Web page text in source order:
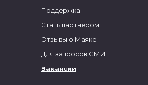
Поддержка
Стать партнером
Отзывы о Маяке
Для запросов СМИ
Вакансии